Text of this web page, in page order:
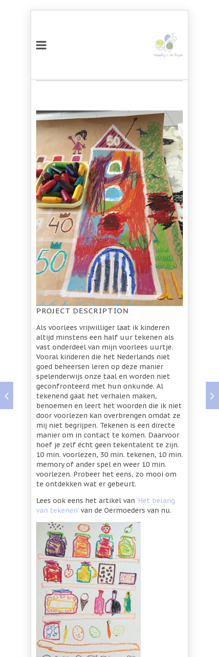
PROJECT DESCRIPTION
Als voorlees vrijwilliger laat ik kinderen
altijd minstens een half uur tekenen als
vast onderdeel van mijn voorlees uurtje.
Vooral kinderen die het Nederlands niet
goed beheersen leren op deze manier
spelenderwijs onze taal en worden niet
geconfronteerd met hun onkunde. Al
tekenend gaat het verhalen maken,
benoemen en leert het woorden die ik niet
door voorlezen kan overbrengen omdat ze
mij niet begrijpen. Tekenen is een directe
manier om in contact te komen. Daarvoor
hoef je zelf écht geen tekentalent te zijn.
10 min. voorlezen, 30 min. tekenen, 10 min.
memory of ander spel en weer 10 min.
voorlezen. Probeer het eens, zo mooi om
te ontdekken wat er gebeurt.
Lees ook eens het artikel van ‘Het belang
van tekenen’ van de Oermoeders van nu.